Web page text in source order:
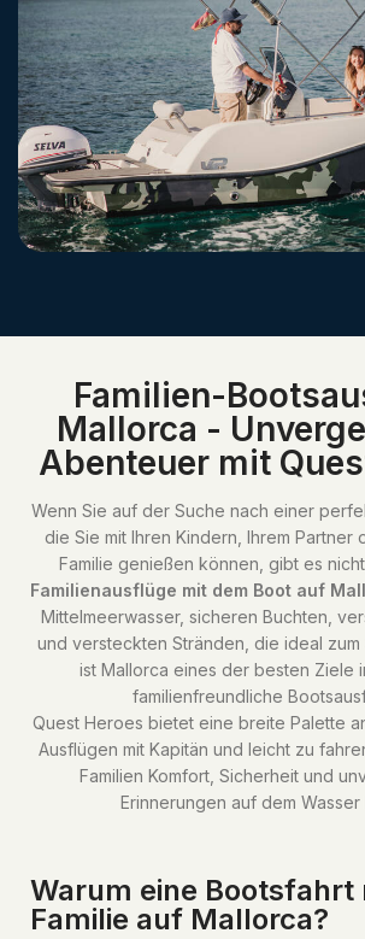
Familien-
Mallorca -
Abenteuer mit
Wenn Sie auf der Suche nach einer
die Sie mit Ihren Kindern, Ihrem Partner
Familie genießen können, gibt es
Familienausflüge mit dem Boot auf
Mittelmeerwasser, sicheren Buchten,
und versteckten Stränden, die ideal zum
ist Mallorca eines der besten Ziele
familienfreundliche
Quest Heroes bietet eine breite Palette
Ausflügen mit Kapitän und leicht zu
Familien Komfort, Sicherheit und
Erinnerungen auf dem Wasser
Warum eine Bootsfahrt
Familie auf Mallorca?